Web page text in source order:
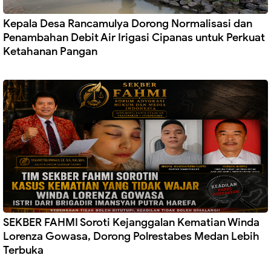
Kepala Desa Rancamulya Dorong Normalisasi dan
Penambahan Debit Air Irigasi Cipanas untuk Perkuat
Ketahanan Pangan
SEKBER FAHMI Soroti Kejanggalan Kematian Winda
Lorenza Gowasa, Dorong Polrestabes Medan Lebih
Terbuka